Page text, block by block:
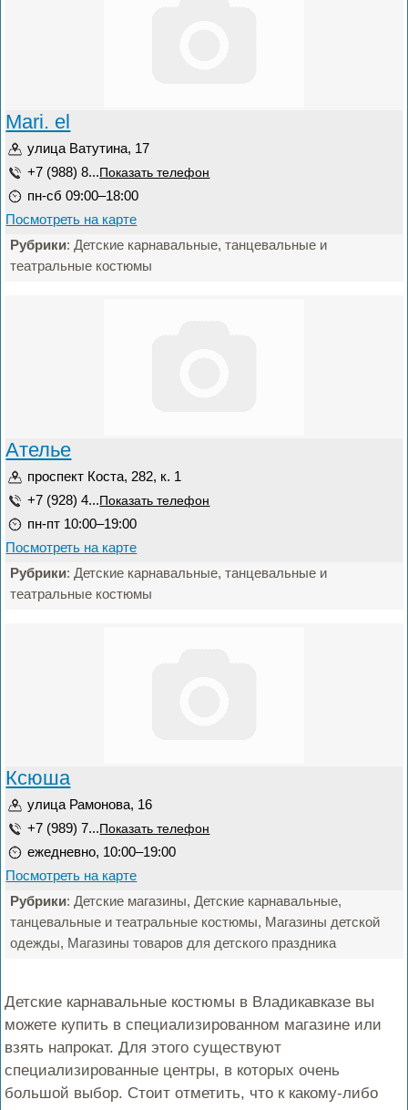
Mari. el
улица Ватутина, 17
+7 (988) 8... Показать телефон
пн-сб 09:00–18:00
Посмотреть на карте
Рубрики: Детские карнавальные, танцевальные и
театральные костюмы
Ателье
проспект Коста, 282, к. 1
+7 (928) 4... Показать телефон
пн-пт 10:00–19:00
Посмотреть на карте
Рубрики: Детские карнавальные, танцевальные и
театральные костюмы
Ксюша
улица Рамонова, 16
+7 (989) 7... Показать телефон
ежедневно, 10:00–19:00
Посмотреть на карте
Рубрики: Детские магазины, Детские карнавальные,
танцевальные и театральные костюмы, Магазины детской
одежды, Магазины товаров для детского праздника
Детские карнавальные костюмы в Владикавказе вы
можете купить в специализированном магазине или
взять напрокат. Для этого существуют
специализированные центры, в которых очень
большой выбор. Стоит отметить, что к какому-либо